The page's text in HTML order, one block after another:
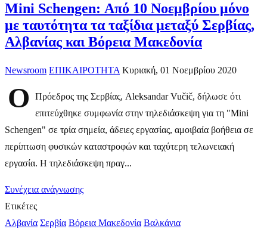
Mini Schengen: Από 10 Νοεμβρίου μόνο
με ταυτότητα τα ταξίδια μεταξύ Σερβίας,
Αλβανίας και Βόρεια Μακεδονία
Newsroom ΕΠΙΚΑΙΡΟΤΗΤΑ Κυριακή, 01 Νοεμβρίου 2020
Ο
Πρόεδρος της Σερβίας, Aleksandar Vučič, δήλωσε ότι
επιτεύχθηκε συμφωνία στην τηλεδιάσκεψη για τη "Mini
Schengen" σε τρία σημεία, άδειες εργασίας, αμοιβαία βοήθεια σε
περίπτωση φυσικών καταστροφών και ταχύτερη τελωνειακή
εργασία. Η τηλεδιάσκεψη πραγ...
Συνέχεια ανάγνωσης
Ετικέτες
Αλβανία Σερβία Βόρεια Μακεδονία Βαλκάνια